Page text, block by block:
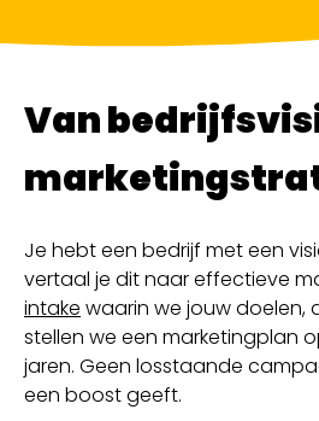
Van
Je hebt een bedrijf met een
vertaal je dit naar effectieve
intake waarin we jouw doelen,
stellen we een marketingplan
jaren. Geen losstaande
een boost geeft.